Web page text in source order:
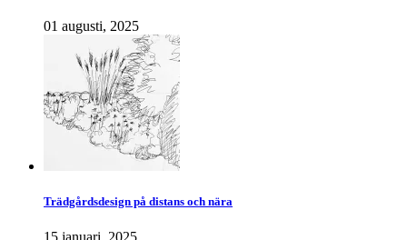
01 augusti, 2025
Trädgårdsdesign på distans och nära